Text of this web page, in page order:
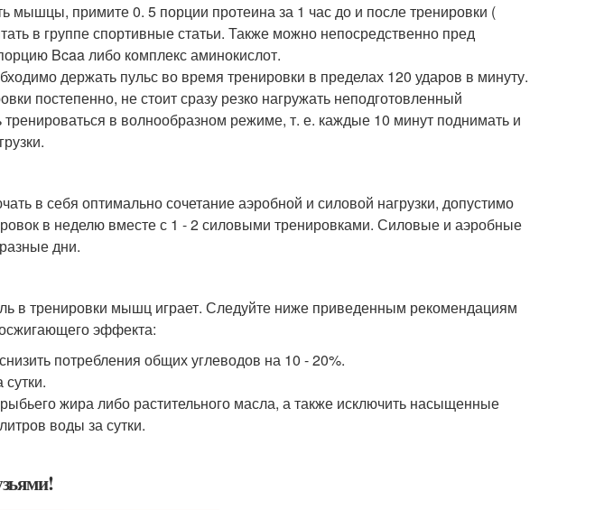
мышцы, примите 0. 5 порции протеина за 1 час до и после тренировки (
в группе спортивные статьи. Также можно непосредственно пред
Bcaa либо комплекс аминокислот.
держать пульс во время тренировки в пределах 120 ударов в минуту.
постепенно, не стоит сразу резко нагружать неподготовленный
в волнообразном режиме, т. е. каждые 10 минут поднимать и
в себя оптимально сочетание аэробной и силовой нагрузки, допустимо
в неделю вместе с 1 - 2 силовыми тренировками. Силовые и аэробные
дни.
в тренировки мышц играет. Следуйте ниже приведенным рекомендациям
эффекта:
потребления общих углеводов на 10 - 20%.
жира либо растительного масла, а также исключить насыщенные
воды за сутки.